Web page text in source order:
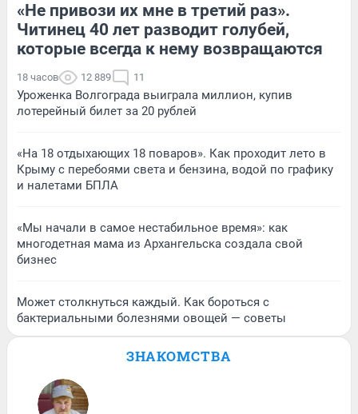
«Не привози их мне в третий раз».
Читинец 40 лет разводит голубей,
которые всегда к нему возвращаются
18 часов 12 889 11
Уроженка Волгограда выиграла миллион, купив
лотерейный билет за 20 рублей
«На 18 отдыхающих 18 поваров». Как проходит лето в
Крыму с перебоями света и бензина, водой по графику
и налетами БПЛА
«Мы начали в самое нестабильное время»: как
многодетная мама из Архангельска создала свой
бизнес
Может столкнуться каждый. Как бороться с
бактериальными болезнями овощей — советы
ЗНАКОМСТВА